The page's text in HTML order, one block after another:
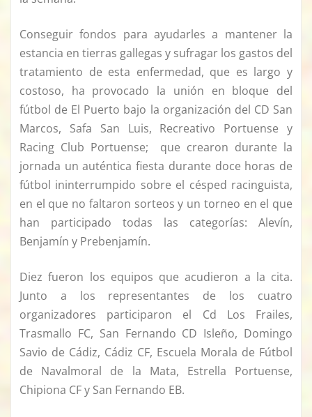
Conseguir fondos para ayudarles a mantener la
estancia en tierras gallegas y sufragar los gastos del
tratamiento de esta enfermedad, que es largo y
costoso, ha provocado la unión en bloque del
fútbol de El Puerto bajo la organización del CD San
Marcos, Safa San Luis, Recreativo Portuense y
Racing Club Portuense; que crearon durante la
jornada un auténtica fiesta durante doce horas de
fútbol ininterrumpido sobre el césped racinguista,
en el que no faltaron sorteos y un torneo en el que
han participado todas las categorías: Alevín,
Benjamín y Prebenjamín.
Diez fueron los equipos que acudieron a la cita.
Junto a los representantes de los cuatro
organizadores participaron el Cd Los Frailes,
Trasmallo FC, San Fernando CD Isleño, Domingo
Savio de Cádiz, Cádiz CF, Escuela Morala de Fútbol
de Navalmoral de la Mata, Estrella Portuense,
Chipiona CF y San Fernando EB.